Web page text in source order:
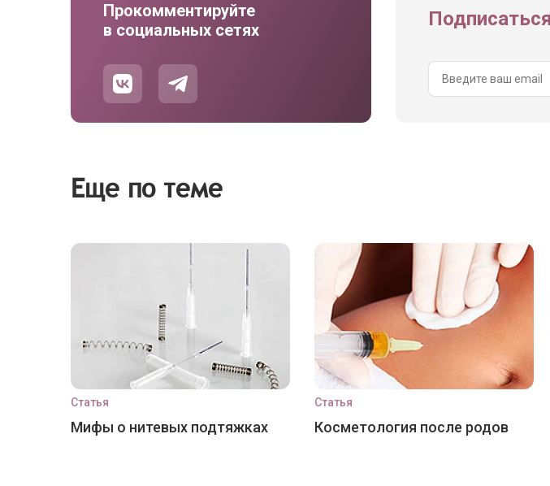
Прокомментируйте
в социальных сетях
Еще по теме
Статья
Мифы о нитевых подтяжках
Статья
Косметология после родов